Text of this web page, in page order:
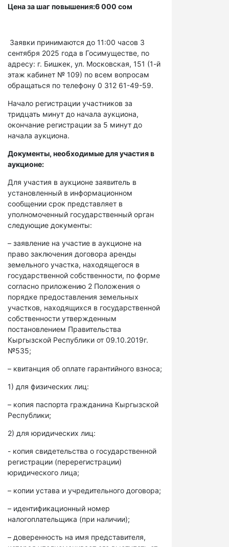
Цена за шаг повышения:6 000 сом
Заявки принимаются до 11:00 часов 3
сентября 2025 года в Госимуществе, по
адресу: г. Бишкек, ул. Московская, 151 (1-й
этаж кабинет № 109) по всем вопросам
обращаться по телефону 0 312 61-49-59.
Начало регистрации участников за
тридцать минут до начала аукциона,
окончание регистрации за 5 минут до
начала аукциона.
Документы, необходимые для участия в
аукционе:
Для участия в аукционе заявитель в
установленный в информационном
сообщении срок представляет в
уполномоченный государственный орган
следующие документы:
– заявление на участие в аукционе на
право заключения договора аренды
земельного участка, находящегося в
государственной собственности, по форме
согласно приложению 2 Положения о
порядке предоставления земельных
участков, находящихся в государственной
собственности утвержденным
постановлением Правительства
Кыргызской Республики от 09.10.2019г.
№535;
– квитанция об оплате гарантийного взноса;
1) для физических лиц:
– копия паспорта гражданина Кыргызской
Республики;
2) для юридических лиц:
- копия свидетельства о государственной
регистрации (перерегистрации)
юридического лица;
– копии устава и учредительного договора;
– идентификационный номер
налогоплательщика (при наличии);
– доверенность на имя представителя,